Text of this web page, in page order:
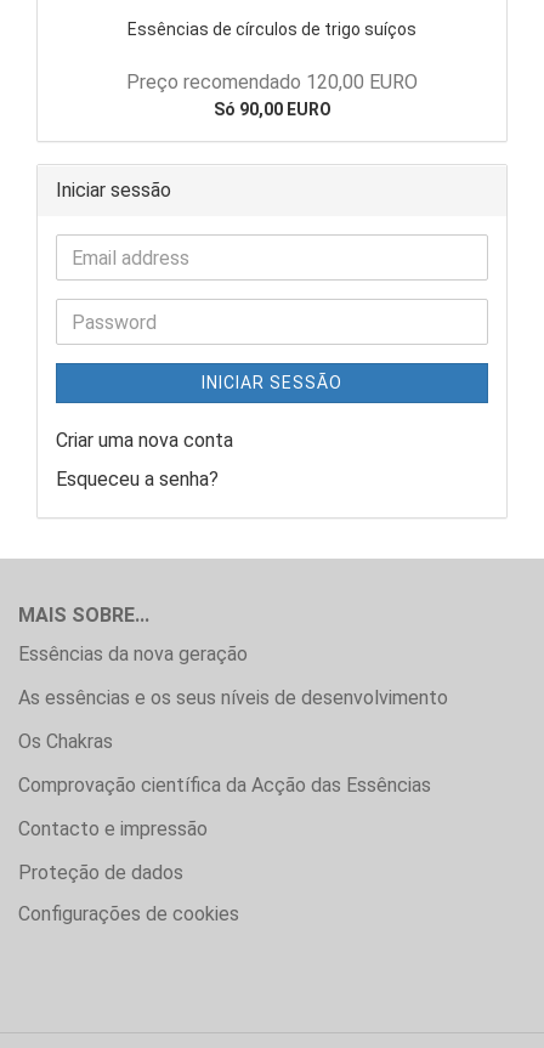
Essências de círculos de trigo suíços
Preço recomendado 120,00 EURO
Só 90,00 EURO
Iniciar sessão
INICIAR SESSÃO
Criar uma nova conta
Esqueceu a senha?
MAIS SOBRE...
Essências da nova geração
As essências e os seus níveis de desenvolvimento
Os Chakras
Comprovação científica da Acção das Essências
Contacto e impressão
Proteção de dados
Configurações de cookies